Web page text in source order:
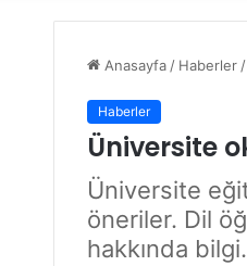
Anasayfa / Haberler /
Haberler
Üniversite
Üniversite
öneriler. Dil
hakkında bilgi.